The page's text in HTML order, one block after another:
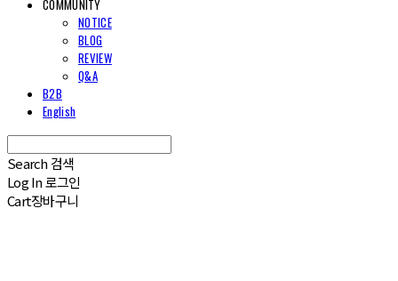
COMMUNITY
NOTICE
BLOG
REVIEW
Q&A
B2B
English
Search 검색
Log In로그인
Cart장바구니